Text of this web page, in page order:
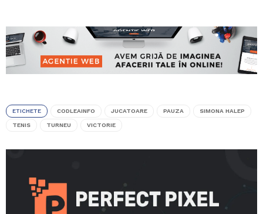
ETICHETE CODLEAINFO JUCATOARE PAUZA SIMONA HALEP
TENIS TURNEU VICTORIE